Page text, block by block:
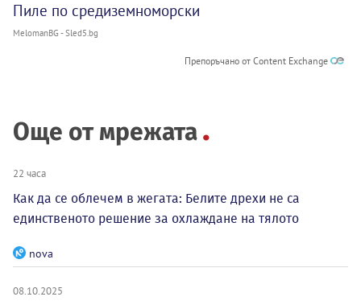
Пиле по средиземноморски
MelomanBG - Sled5.bg
Препоръчано от Content Exchange
Още от мрежата
22 часа
Как да се облечем в жегата: Белите дрехи не са
единственото решение за охлаждане на тялото
nova
08.10.2025